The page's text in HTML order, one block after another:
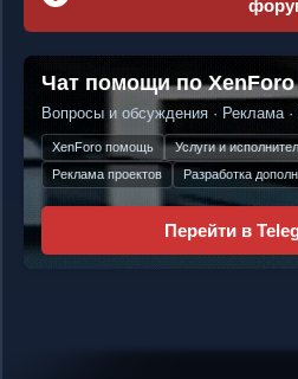
Чат помощи по XenForo
Вопросы и обсуждения · Реклама · Услуги · Исполнители
XenForo помощьУслуги и исполнителиОбсуждение движка
Реклама проектовРазработка дополнений
Гарант-сервис—
интернете
Защита продавца и
Безопасность сделок Защита
Прозрачные условия Работа